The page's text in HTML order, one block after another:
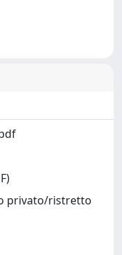
privato/ristretto